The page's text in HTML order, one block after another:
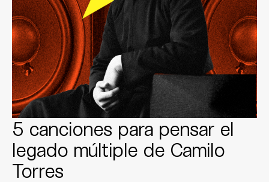
5 canciones para pensar el
legado múltiple de Camilo
Torres